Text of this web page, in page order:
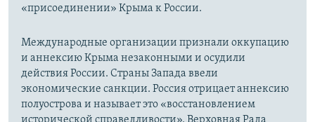
«присоединении» Крыма к России.
Международные организации признали оккупацию
и аннексию Крыма незаконными и осудили
действия России. Страны Запада ввели
экономические санкции. Россия отрицает аннексию
полуострова и называет это «восстановлением